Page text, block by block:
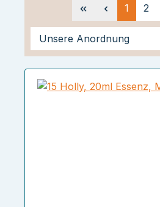
Seite
1 Seite
2